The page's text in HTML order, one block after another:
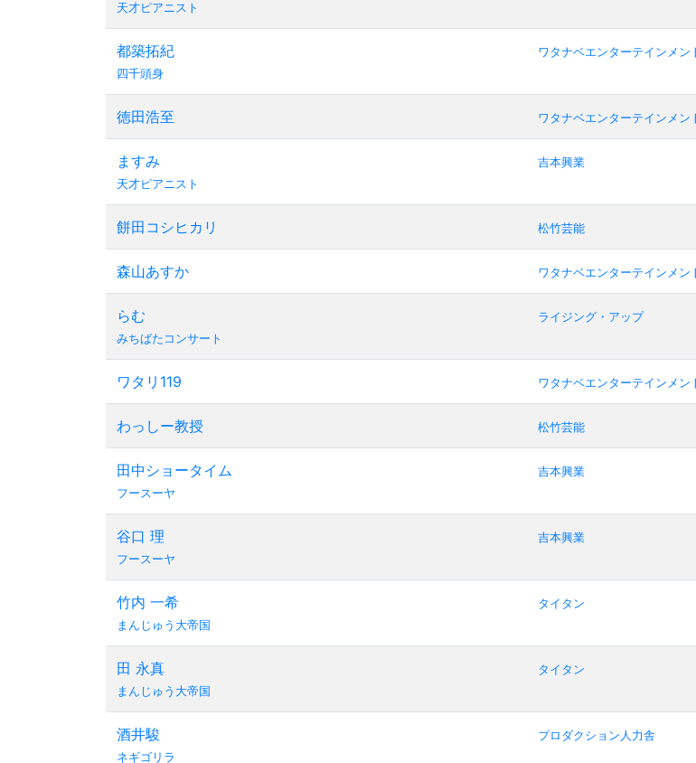
天才ピアニスト
都築拓紀
四千頭身
ワタナベエンターテインメン
徳田浩至 ワタナベエンターテインメン
ますみ
天才ピアニスト
吉本興業
餅田コシヒカリ 松竹芸能
森山あすか ワタナベエンターテインメン
らむ
みちばたコンサート
ライジング・アップ
ワタリ119 ワタナベエンターテインメン
わっしー教授 松竹芸能
田中ショータイム
フースーヤ
吉本興業
谷口 理
フースーヤ
吉本興業
竹内 一希
まんじゅう大帝国
タイタン
田 永真
まんじゅう大帝国
タイタン
酒井駿
ネギゴリラ
プロダクション人力舎